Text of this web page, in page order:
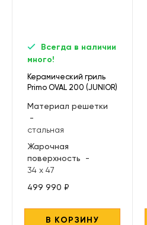
Всегда в наличии
много!
Керамический гриль
Primo OVAL 200 (JUNIOR)
Материал решетки
-
стальная
Жарочная
поверхность
-
34 х 47
499 990 ₽
В КОРЗИНУ